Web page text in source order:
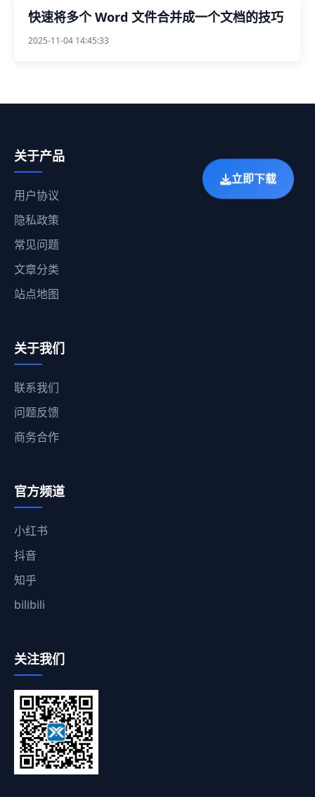
快速将多个 Word 文件合并成一个文档的技巧
2025-11-04 14:45:33
立即下载
关于产品
用户协议
隐私政策
常见问题
文章分类
站点地图
关于我们
联系我们
问题反馈
商务合作
官方频道
小红书
抖音
知乎
bilibili
关注我们